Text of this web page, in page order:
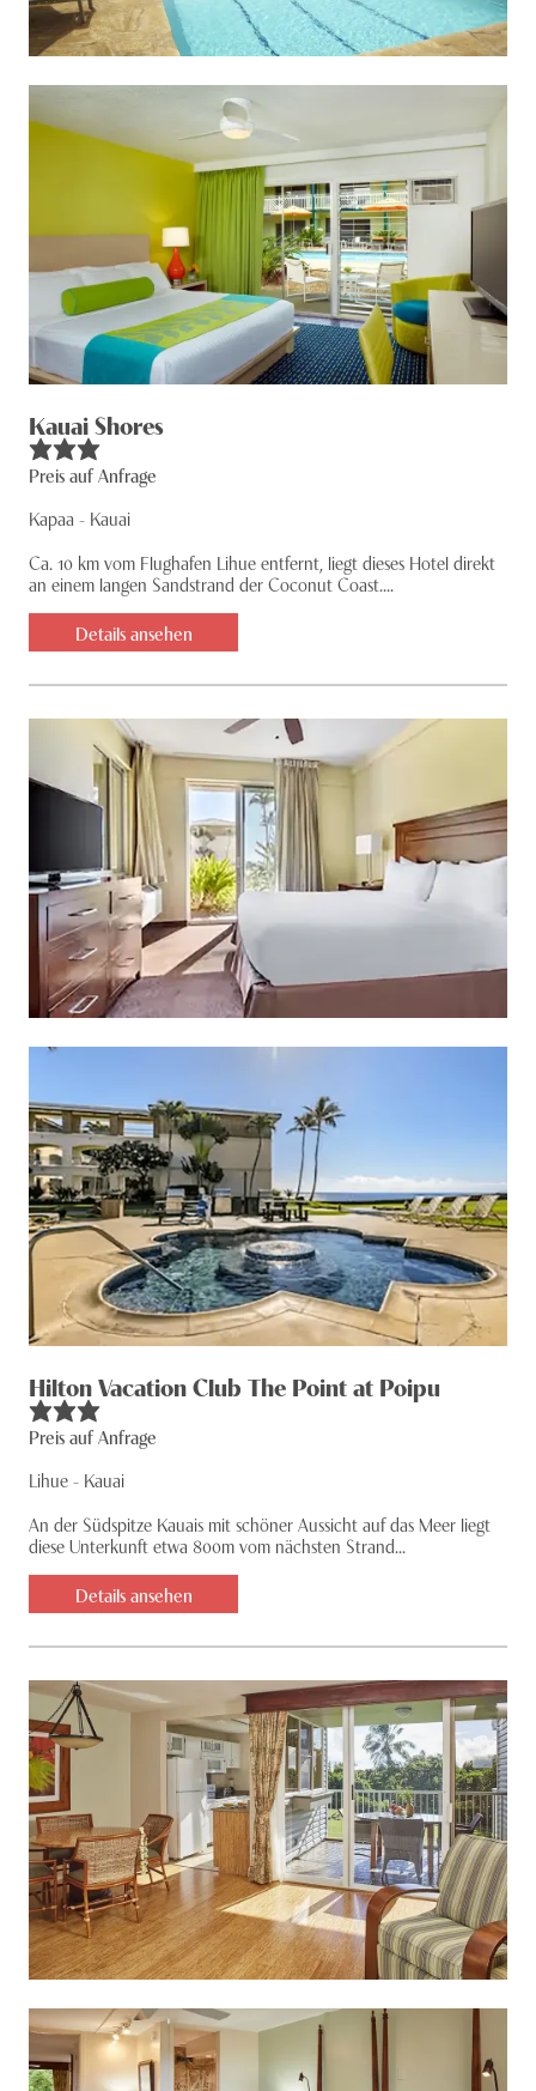
Kauai Shores
Preis auf Anfrage
Kapaa - Kauai
Ca. 10 km vom Flughafen Lihue entfernt, liegt dieses Hotel direkt
an einem langen Sandstrand der Coconut Coast....
Details ansehen
Hilton Vacation Club The Point at Poipu
Preis auf Anfrage
Lihue - Kauai
An der Südspitze Kauais mit schöner Aussicht auf das Meer liegt
diese Unterkunft etwa 800m vom nächsten Strand...
Details ansehen